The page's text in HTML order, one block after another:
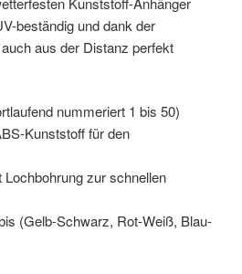
beständig und dank der
aus der Distanz perfekt
nummeriert 1 bis 50)
Kunststoff für den
Lochbohrung zur schnellen
(Gelb-Schwarz, Rot-Weiß, Blau-